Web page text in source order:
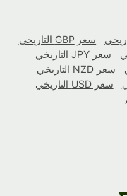
سعر GBP التاريخي
سعر JPY التاريخي
سعر NZD التاريخي
سعر USD التاريخي